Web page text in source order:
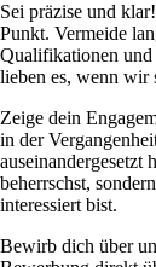
Sei präzise und
Punkt. Vermeide
Qualifikationen
lieben es, wenn wir
Zeige dein
in der
auseinandergesetzt
beherrschst,
interessiert bist.
Bewirb dich über